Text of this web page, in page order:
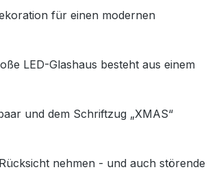
für einen modernen
LED-Glashaus besteht aus einem
und dem Schriftzug „XMAS“
nehmen - und auch störende